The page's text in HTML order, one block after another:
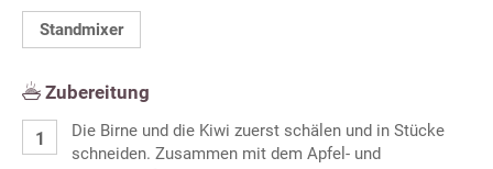
Standmixer
Zubereitung
Die Birne und die Kiwi zuerst schälen und in Stücke
schneiden. Zusammen mit dem Apfel- und